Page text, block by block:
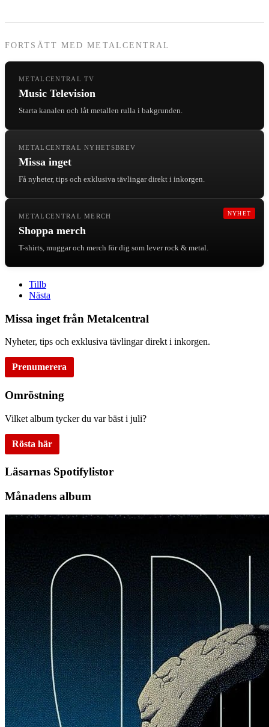
FORTSÄTT MED METALCENTRAL
METALCENTRAL TV
Music Television
Starta kanalen och låt metallen rulla i bakgrunden.
METALCENTRAL NYHETSBREV
Missa inget
Få nyheter, tips och exklusiva tävlingar direkt i inkorgen.
NYHET
METALCENTRAL MERCH
Shoppa merch
T-shirts, muggar och merch för dig som lever rock & metal.
Tillb
Nästa
Missa inget från Metalcentral
Nyheter, tips och exklusiva tävlingar direkt i inkorgen.
Prenumerera
Omröstning
Vilket album tycker du var bäst i juli?
Rösta här
Läsarnas Spotifylistor
Månadens album